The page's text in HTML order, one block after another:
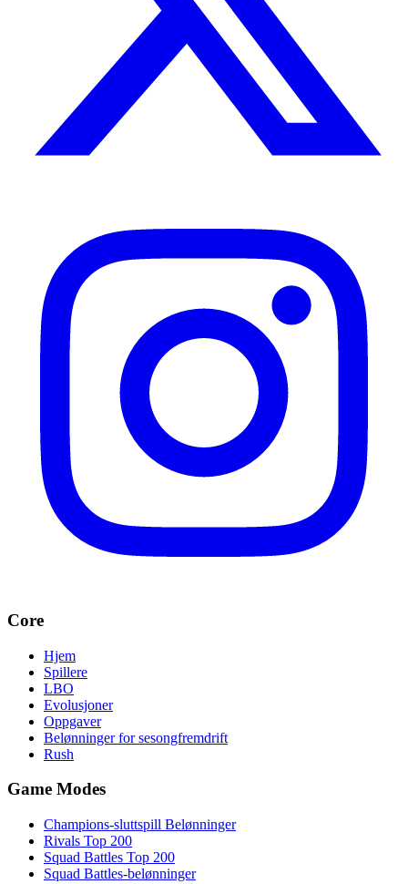
Core
Hjem
Spillere
LBO
Evolusjoner
Oppgaver
Belønninger for sesongfremdrift
Rush
Game Modes
Champions-sluttspill Belønninger
Rivals Top 200
Squad Battles Top 200
Squad Battles-belønninger